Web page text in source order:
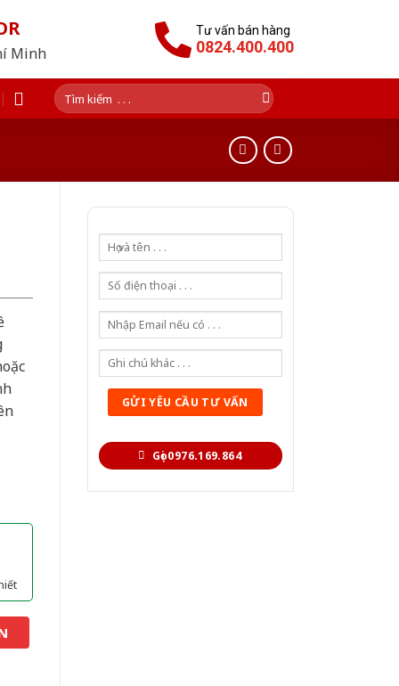
Minh
Tư vấn bán hàng
0824.400.400
Tìm
kiếm:
Gọi 0976.169.864